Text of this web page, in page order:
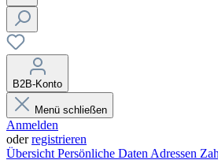
B2B-Konto
Menü schließen
Anmelden
oderregistrieren
Übersicht Persönliche Daten Adressen